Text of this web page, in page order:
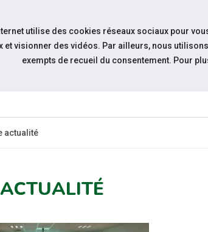
QUI
actualité
utilise des cookies réseaux sociaux pour
et visionner des vidéos. Par ailleurs, nous
exempts de recueil du consentement. Pour